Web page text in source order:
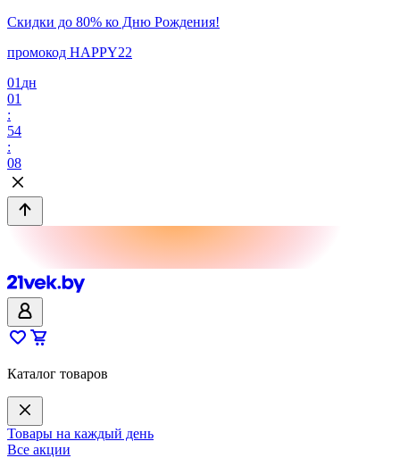
Скидки до 80% ко Дню Рождения!
промокод HAPPY22
01 дн
01
:
54
:
08
Каталог товаров
Товары на каждый день
Все акции